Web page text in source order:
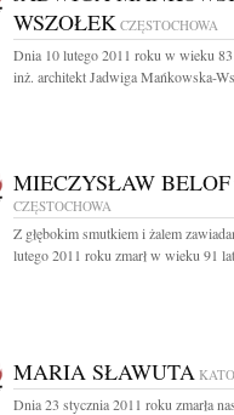
WSZOŁEK CZĘSTOCHOWA
Dnia 10 lutego 2011 roku w wieku 83
inż. architekt Jadwiga Mańkowska-
MIECZYSŁAW BELOF
CZĘSTOCHOWA
Z głębokim smutkiem i żalem
lutego 2011 roku zmarł w wieku 91
MARIA SŁAWUTA
Dnia 23 stycznia 2011 roku zmarła